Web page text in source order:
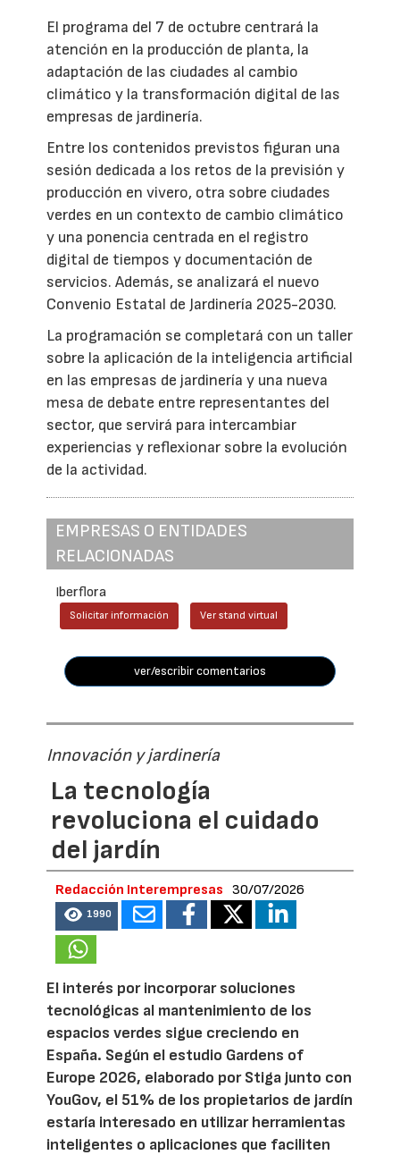
El programa del 7 de octubre centrará la
atención en la producción de planta, la
adaptación de las ciudades al cambio
climático y la transformación digital de las
empresas de jardinería.
Entre los contenidos previstos figuran una
sesión dedicada a los retos de la previsión y
producción en vivero, otra sobre ciudades
verdes en un contexto de cambio climático
y una ponencia centrada en el registro
digital de tiempos y documentación de
servicios. Además, se analizará el nuevo
Convenio Estatal de Jardinería 2025-2030.
La programación se completará con un taller
sobre la aplicación de la inteligencia artificial
en las empresas de jardinería y una nueva
mesa de debate entre representantes del
sector, que servirá para intercambiar
experiencias y reflexionar sobre la evolución
de la actividad.
EMPRESAS O ENTIDADES
RELACIONADAS
Iberflora
Solicitar información Ver stand virtual
ver/escribir comentarios
Innovación y jardinería
La tecnología
revoluciona el cuidado
del jardín
Redacción Interempresas 30/07/2026
1990
El interés por incorporar soluciones
tecnológicas al mantenimiento de los
espacios verdes sigue creciendo en
España. Según el estudio Gardens of
Europe 2026, elaborado por Stiga junto con
YouGov, el 51% de los propietarios de jardín
estaría interesado en utilizar herramientas
inteligentes o aplicaciones que faciliten